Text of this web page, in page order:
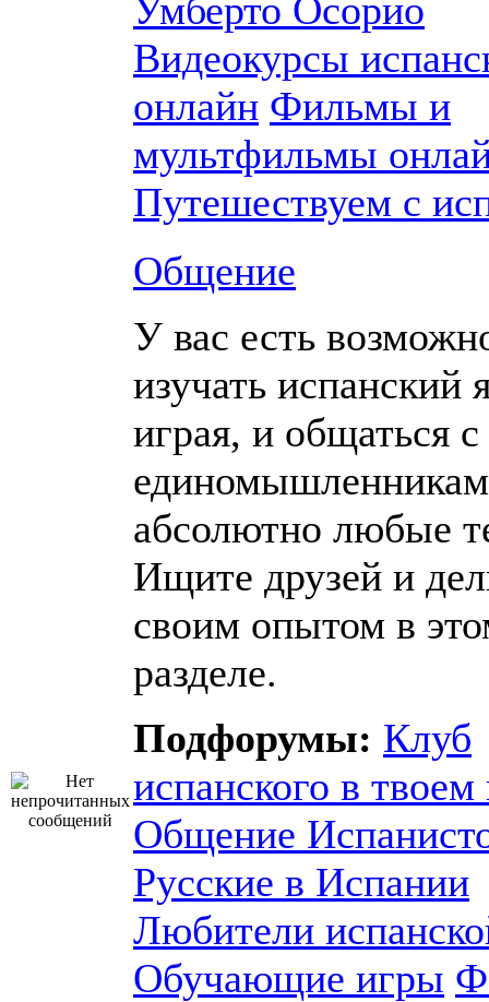
Умберто Осорио
Видеокурсы
онлайн Фильмы и
мультфильмы
Путешествуем с
Общение
У вас есть
изучать испанский
играя, и общаться с
абсолютно любые
Ищите друзей и
своим опытом в
разделе.
Подфорумы: Клуб
испанского в твоем
Общение
Русские в Испании
Любители
Обучающие игры